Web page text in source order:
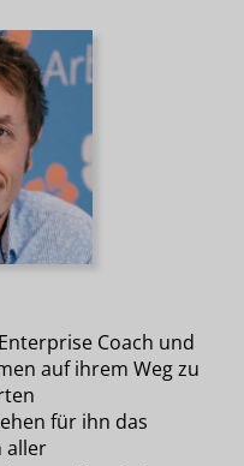
Coach und
auf ihrem Weg zu
für ihn das
aller